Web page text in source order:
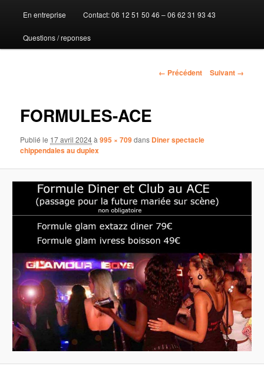
au
contenu
En entreprise Contact: 06 12 51 50 46 – 06 62 31 93 43
Questions / reponses
Navigation
← Précédent Suivant →
FORMULES-ACE
Publié le 17 avril 2024à995 × 709dans Diner spectacle
chippendales au duplex